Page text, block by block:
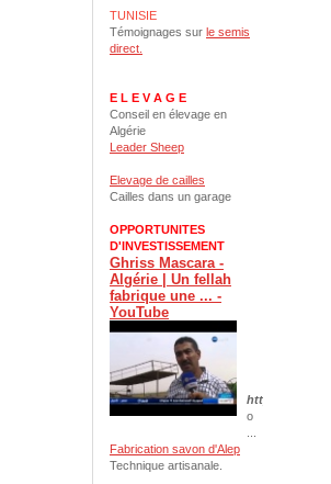
TUNISIE
Témoignages sur le semis
direct.
E L E V A G E
Conseil en élevage en
Algérie
Leader Sheep
Elevage de cailles
Cailles dans un garage
OPPORTUNITES
D'INVESTISSEMENT
Ghriss Mascara -
Algérie | Un fellah
fabrique une ... -
YouTube
https
o
Fabrication savon d'Alep
Technique artisanale.